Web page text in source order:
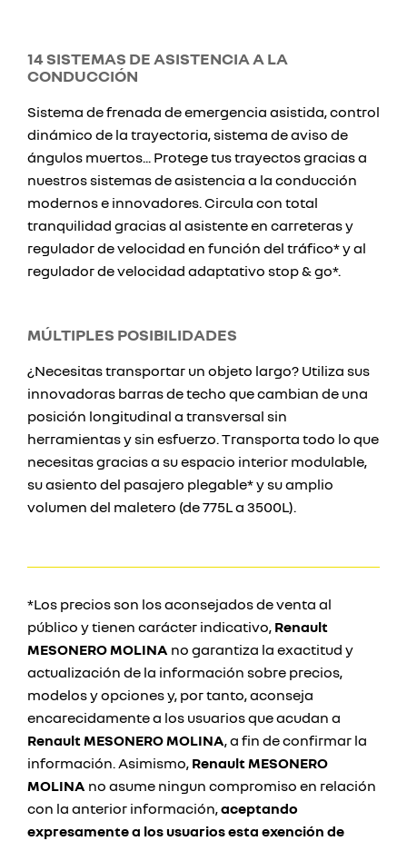
14 SISTEMAS DE ASISTENCIA A LA
CONDUCCIÓN
Sistema de frenada de emergencia asistida, control
dinámico de la trayectoria, sistema de aviso de
ángulos muertos... Protege tus trayectos gracias a
nuestros sistemas de asistencia a la conducción
modernos e innovadores. Circula con total
tranquilidad gracias al asistente en carreteras y
regulador de velocidad en función del tráfico* y al
regulador de velocidad adaptativo stop & go*.
MÚLTIPLES POSIBILIDADES
¿Necesitas transportar un objeto largo? Utiliza sus
innovadoras barras de techo que cambian de una
posición longitudinal a transversal sin
herramientas y sin esfuerzo. Transporta todo lo que
necesitas gracias a su espacio interior modulable,
su asiento del pasajero plegable* y su amplio
volumen del maletero (de 775L a 3500L).
*Los precios son los aconsejados de venta al
público y tienen carácter indicativo, Renault
MESONERO MOLINA no garantiza la exactitud y
actualización de la información sobre precios,
modelos y opciones y, por tanto, aconseja
encarecidamente a los usuarios que acudan a
Renault MESONERO MOLINA, a fin de confirmar la
información. Asimismo, Renault MESONERO
MOLINA no asume ningun compromiso en relación
con la anterior información,aceptando
expresamente a los usuarios esta exención de